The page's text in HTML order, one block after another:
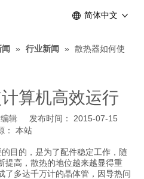
简体中文
» 行业新闻 »
散热器如何使
算机高效运行
辑 发布时间： 2015-07-15
： 本站
目的，是为了配件稳定工作，随
提高，散热的地位越来越显得重
了多达千万计的晶体管，因导热问